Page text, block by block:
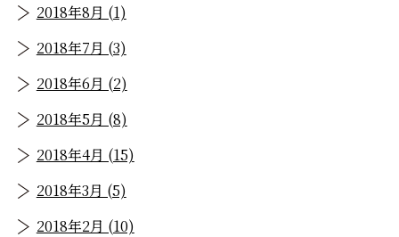
2018年8月 (1)
2018年7月 (3)
2018年6月 (2)
2018年5月 (8)
2018年4月 (15)
2018年3月 (5)
2018年2月 (10)